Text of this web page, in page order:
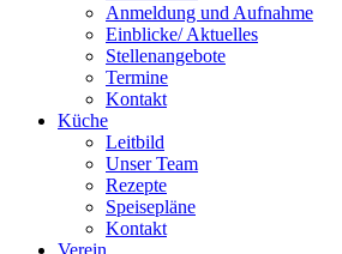
Anmeldung und Aufnahme
Einblicke/ Aktuelles
Stellenangebote
Termine
Kontakt
Küche
Leitbild
Unser Team
Rezepte
Speisepläne
Kontakt
Verein